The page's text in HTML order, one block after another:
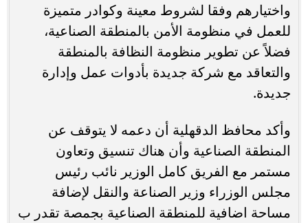
واختيارهم وفقا لشروط معينة وكوادر متميزة
للعمل في منظومة الأمن بالمنطقة الصناعية،
فضلاً عن تطوير منظومة النظافة بالمنطقة
والتعاقد مع شركة جديدة بأدوات عمل وإدارة
جديدة.
وأكد محافظ الدقهلية أن دعمه لا يتوقف عن
المنطقة الصناعية وأن هناك تنسيق وتعاون
مستمر مع الفريق كامل الوزير نائب رئيس
مجلس الوزراء وزير الصناعة والنقل لإضافة
مساحة اضافية للمنطقة الصناعية بجمصة تقدر ب